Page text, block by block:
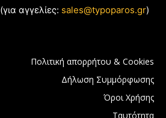
(για αγγελίες: sales@typoparos.gr)
Πολιτική απορρήτου & Cookies
Δήλωση Συμμόρφωσης
Όροι Χρήσης
Ταυτότητα